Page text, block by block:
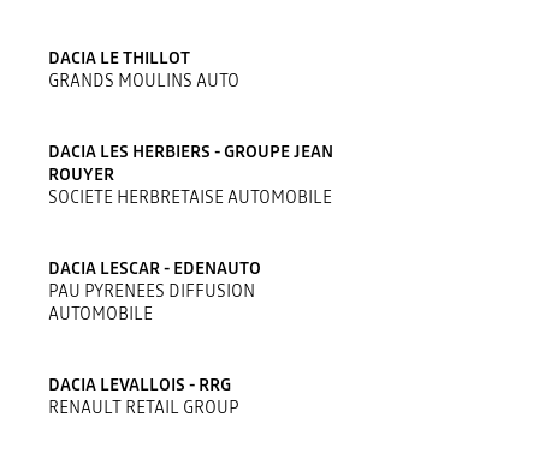
DACIA LE THILLOT
GRANDS MOULINS AUTO
DACIA LES HERBIERS - GROUPE JEAN
ROUYER
SOCIETE HERBRETAISE AUTOMOBILE
DACIA LESCAR - EDENAUTO
PAU PYRENEES DIFFUSION
AUTOMOBILE
DACIA LEVALLOIS - RRG
RENAULT RETAIL GROUP